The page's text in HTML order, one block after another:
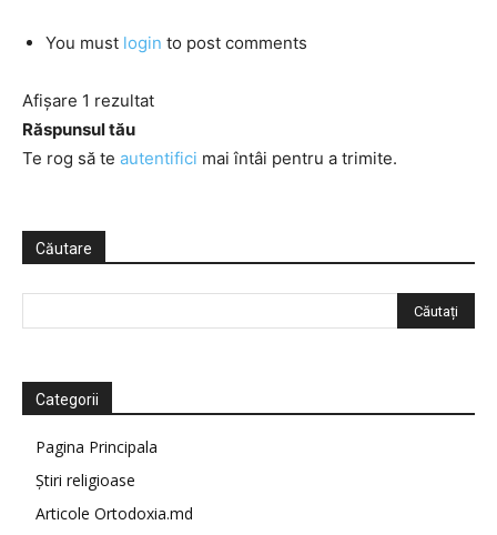
You must login to post comments
Afișare 1 rezultat
Răspunsul tău
Te rog să te autentifici mai întâi pentru a trimite.
Căutare
Categorii
Pagina Principala
Știri religioase
Articole Ortodoxia.md